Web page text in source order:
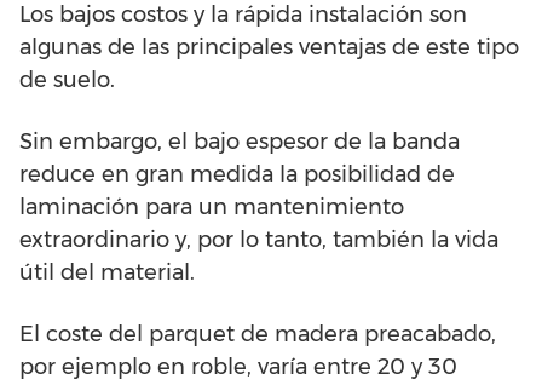
Los bajos costos y la rápida instalación son
algunas de las principales ventajas de este tipo
de suelo.
Sin embargo, el bajo espesor de la banda
reduce en gran medida la posibilidad de
laminación para un mantenimiento
extraordinario y, por lo tanto, también la vida
útil del material.
El coste del parquet de madera preacabado,
por ejemplo en roble, varía entre 20 y 30